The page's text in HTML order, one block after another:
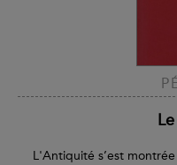
L'Antiquité s’est